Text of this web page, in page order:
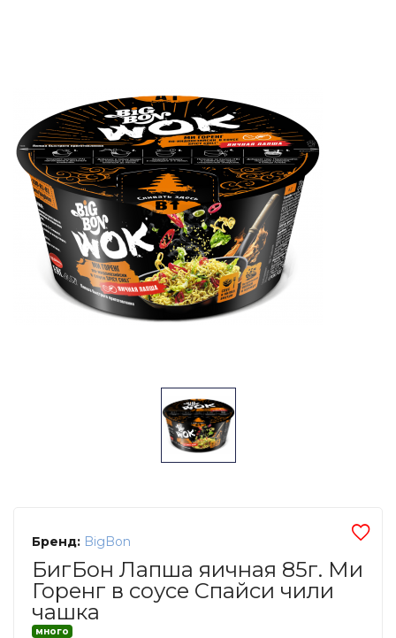
Бренд: BigBon
БигБон Лапша яичная 85г. Ми
Горенг в соусе Спайси чили
чашка
много